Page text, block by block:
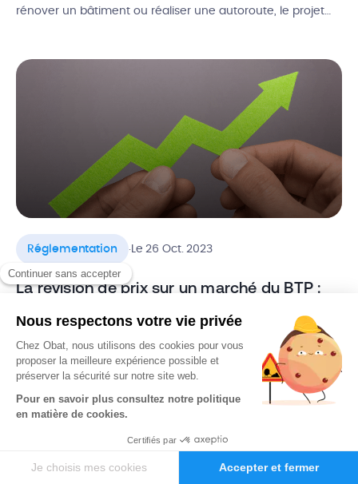
rénover un bâtiment ou réaliser une autoroute, le projet
un site, le terme TCE est souvent évoqué. Mais que cache
Réglementation .Le 26 Oct. 2023
La révision de prix sur un marché du BTP :
Face à l’envolée des coûts des matériaux ces derniers
mois, les entreprises du secteur du bâtiment sont mises à
rude épreuve. Et ne pas ajuster ces augmentations sur les
tarifs proposés à vos clients peut fortement affecter les
bénéfices d’une entreprise. Pour les contrats privés et
publics, il est possible de procéder à une révision […]